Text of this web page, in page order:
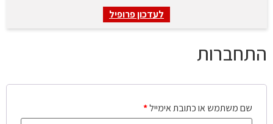
לעדכון פרופיל
התחברות
שם משתמש או כתובת אימייל*